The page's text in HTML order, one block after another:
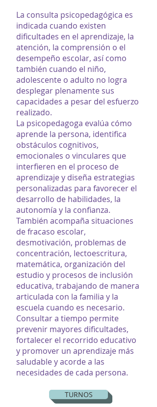
La consulta psicopedagógica es
indicada cuando existen
dificultades en el aprendizaje, la
atención, la comprensión o el
desempeño escolar, así como
también cuando el niño,
adolescente o adulto no logra
desplegar plenamente sus
capacidades a pesar del esfuerzo
realizado.
La psicopedagoga evalúa cómo
aprende la persona, identifica
obstáculos cognitivos,
emocionales o vinculares que
interfieren en el proceso de
aprendizaje y diseña estrategias
personalizadas para favorecer el
desarrollo de habilidades, la
autonomía y la confianza.
También acompaña situaciones
de fracaso escolar,
desmotivación, problemas de
concentración, lectoescritura,
matemática, organización del
estudio y procesos de inclusión
educativa, trabajando de manera
articulada con la familia y la
escuela cuando es necesario.
Consultar a tiempo permite
prevenir mayores dificultades,
fortalecer el recorrido educativo
y promover un aprendizaje más
saludable y acorde a las
necesidades de cada persona.
TURNOS